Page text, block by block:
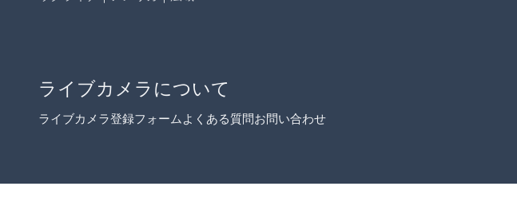
ライブカメラについて
ライブカメラ登録フォームよくある質問お問い合わせ